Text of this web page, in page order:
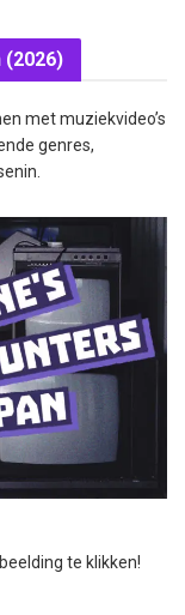
(2026)
met muziekvideo’s
genres,
te klikken!